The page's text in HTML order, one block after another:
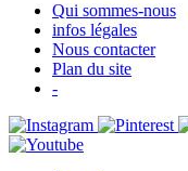
Qui sommes-nous
infos légales
Nous contacter
Plan du site
-